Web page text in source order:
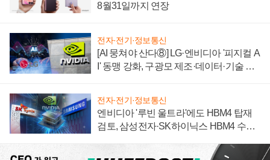
8월31일까지 연장
전자·전기·정보통신
[AI 뭉쳐야 산다⑧] LG·엔비디아 '피지컬 A
I' 동맹 강화, 구광모 제조·데이터·기술 결
전자·전기·정보통신
엔비디아 '루빈 울트라'에도 HBM4 탑재
검토, 삼성전자·SK하이닉스 HBM4 수율